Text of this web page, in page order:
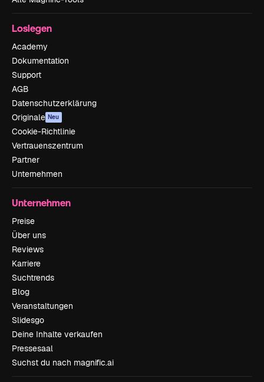
Loslegen
Academy
Dokumentation
Support
AGB
Datenschutzerklärung
Originale Neu
Cookie-Richtlinie
Vertrauenszentrum
Partner
Unternehmen
Unternehmen
Preise
Über uns
Reviews
Karriere
Suchtrends
Blog
Veranstaltungen
Slidesgo
Deine Inhalte verkaufen
Pressesaal
Suchst du nach magnific.ai